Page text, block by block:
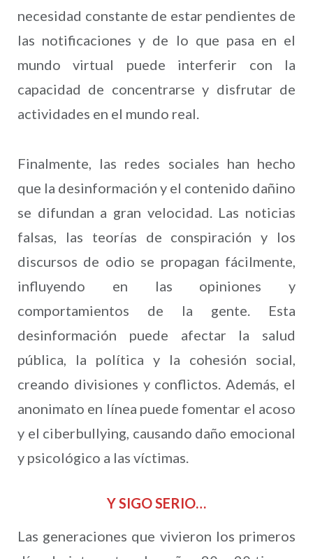
necesidad constante de estar pendientes de
las notificaciones y de lo que pasa en el
mundo virtual puede interferir con la
capacidad de concentrarse y disfrutar de
actividades en el mundo real.
Finalmente, las redes sociales han hecho
que la desinformación y el contenido dañino
se difundan a gran velocidad. Las noticias
falsas, las teorías de conspiración y los
discursos de odio se propagan fácilmente,
influyendo en las opiniones y
comportamientos de la gente. Esta
desinformación puede afectar la salud
pública, la política y la cohesión social,
creando divisiones y conflictos. Además, el
anonimato en línea puede fomentar el acoso
y el ciberbullying, causando daño emocional
y psicológico a las víctimas.
Y SIGO SERIO…
Las generaciones que vivieron los primeros